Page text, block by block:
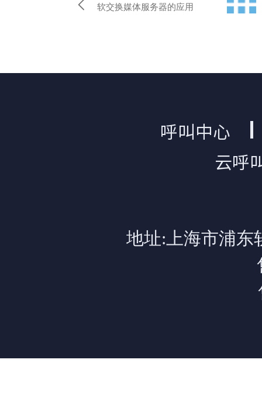
软交换媒体服务器的应用
呼叫中心
云呼
地址:上海市浦东